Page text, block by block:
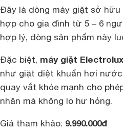
Đây là dòng máy giặt sở
hợp cho gia đình từ 5 – 6
hợp lý, dòng sản phẩm này
Đặc biệt, máy giặt
như giặt diệt khuẩn hơi
quay vắt khỏe mạnh cho
nhăn mà không lo hư hỏng.
Giá tham khảo: 9.990.000đ